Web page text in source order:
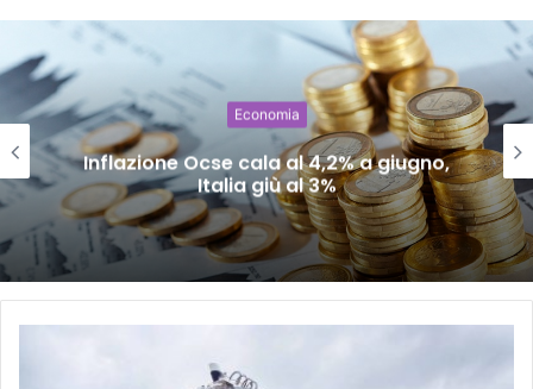
Economia
Inflazione Ocse cala al 4,2% a giugno,
Italia giù al 3%